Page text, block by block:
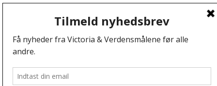
Post navigation
Post 10Post 2 Avocado
Vi anvender cookies for at sikre at vi giver dig den
bedst mulige oplevelse af vores website. Hvis du
fortsætter med at bruge dette site vil vi antage at du er